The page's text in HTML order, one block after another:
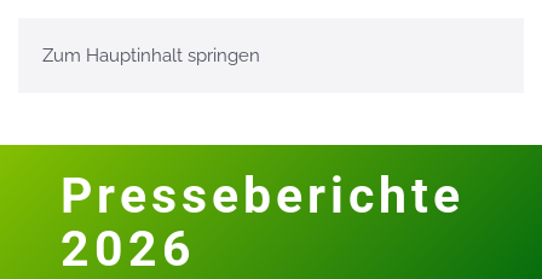
Zum Hauptinhalt springen
Presseberichte
2026